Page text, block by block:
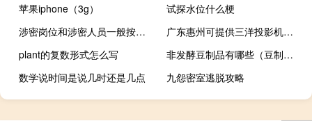
苹果iphone（3g）
试探水位什么梗
涉密岗位和涉密人员一般按照什么的程序进行
广东惠州可提供三洋投影机维修服务地址在哪
plant的复数形式怎么写
非发酵豆制品有哪些（豆制品有哪些）
数学说时间是说几时还是几点
九怨密室逃脱攻略